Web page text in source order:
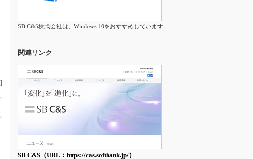
]
SB C&S株式会社は、Windows 10をおすすめしています
関連リンク
SB C&S（URL：https://cas.softbank.jp/）